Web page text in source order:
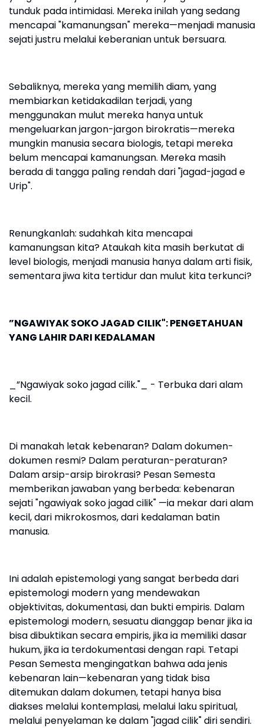
tunduk pada intimidasi. Mereka inilah yang sedang
mencapai "kamanungsan" mereka—menjadi manusia
sejati justru melalui keberanian untuk bersuara.
Sebaliknya, mereka yang memilih diam, yang
membiarkan ketidakadilan terjadi, yang
menggunakan mulut mereka hanya untuk
mengeluarkan jargon-jargon birokratis—mereka
mungkin manusia secara biologis, tetapi mereka
belum mencapai kamanungsan. Mereka masih
berada di tangga paling rendah dari "jagad-jagad e
Urip".
Renungkanlah: sudahkah kita mencapai
kamanungsan kita? Ataukah kita masih berkutat di
level biologis, menjadi manusia hanya dalam arti fisik,
sementara jiwa kita tertidur dan mulut kita terkunci?
”NGAWIYAK SOKO JAGAD CILIK": PENGETAHUAN
YANG LAHIR DARI KEDALAMAN
_”Ngawiyak soko jagad cilik."_ - Terbuka dari alam
kecil.
Di manakah letak kebenaran? Dalam dokumen-
dokumen resmi? Dalam peraturan-peraturan?
Dalam arsip-arsip birokrasi? Pesan Semesta
memberikan jawaban yang berbeda: kebenaran
sejati "ngawiyak soko jagad cilik" —ia mekar dari alam
kecil, dari mikrokosmos, dari kedalaman batin
manusia.
Ini adalah epistemologi yang sangat berbeda dari
epistemologi modern yang mendewakan
objektivitas, dokumentasi, dan bukti empiris. Dalam
epistemologi modern, sesuatu dianggap benar jika ia
bisa dibuktikan secara empiris, jika ia memiliki dasar
hukum, jika ia terdokumentasi dengan rapi. Tetapi
Pesan Semesta mengingatkan bahwa ada jenis
kebenaran lain—kebenaran yang tidak bisa
ditemukan dalam dokumen, tetapi hanya bisa
diakses melalui kontemplasi, melalui laku spiritual,
melalui penyelaman ke dalam "jagad cilik" diri sendiri.